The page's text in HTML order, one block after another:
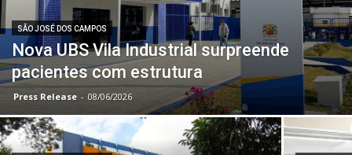
SÃO JOSÉ DOS CAMPOS
Nova UBS Vila Industrial surpreende
pacientes com estrutura
Press Release - 08/06/2026